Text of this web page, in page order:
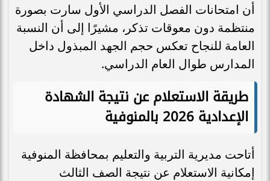
أن امتحانات الفصل الدراسي الأول سارت بصورة
منتظمة دون معوقات تذكر، مشيرًا إلى أن النسبة
العامة للنجاح تعكس حجم الجهد المبذول داخل
المدارس طوال العام الدراسي.
طريقة الاستعلام عن نتيجة الشهادة
الإعدادية 2026 بالمنوفية
أتاحت مديرية التربية والتعليم بمحافظة المنوفية
إمكانية الاستعلام عن نتيجة الصف الثالث